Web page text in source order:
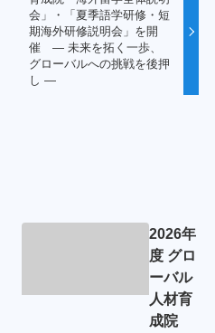
会」・「夏季語学研修・短
期海外研修説明会」を開
催 ― 未来を拓く一歩、
グローバルへの挑戦を後押
し ―
2026年
度 グロ
ーバル
人材育
成院